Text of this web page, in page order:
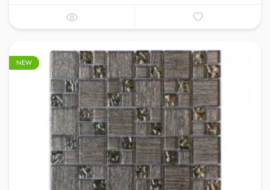
NEW